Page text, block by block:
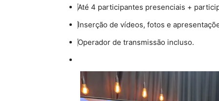
Até 4 participantes presenciais +
Inserção de vídeos, fotos e
Operador de transmissão incluso.